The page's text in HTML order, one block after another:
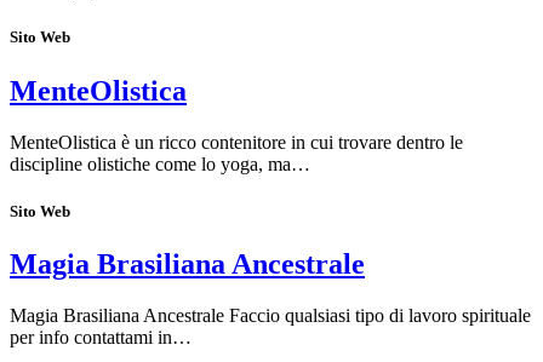
Sito Web
MenteOlistica
MenteOlistica è un ricco contenitore in cui trovare dentro le
discipline olistiche come lo yoga, ma…
Sito Web
Magia Brasiliana Ancestrale
Magia Brasiliana Ancestrale Faccio qualsiasi tipo di lavoro spirituale
per info contattami in…